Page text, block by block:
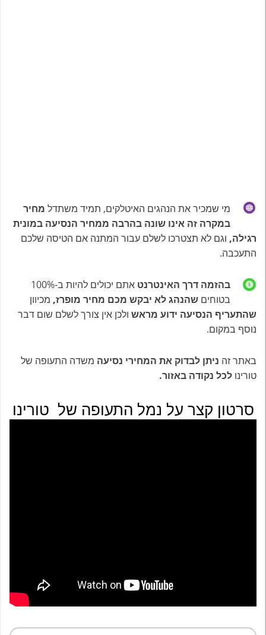
מי שמכיר את הנהגים האיטלקים, תמיד משתדל מחיר
במקרה זה אינו שונה בהרבה ממחיר הנסיעה במונית
רגילה, וגם לא תצטרכו לשלם עבור המתנה אם הטיסה שלכם
התעכבה.
בהזמה דרך האינטרנט
אתם יכולים להיות ב-100%
בטוחים שהנהג לא יבקש מכם מחיר מופרז, מכיוון
שהתעריף הנסיעה ידוע מראש ולכן אין צורך לשלם שום דבר
נוסף במקום.
באתר זה ניתן לבדוק את המחירי נסיעה משדה התעופה של
טורינו לכל נקודה באזור.
סרטון קצר על נמל התעופה של טורינו